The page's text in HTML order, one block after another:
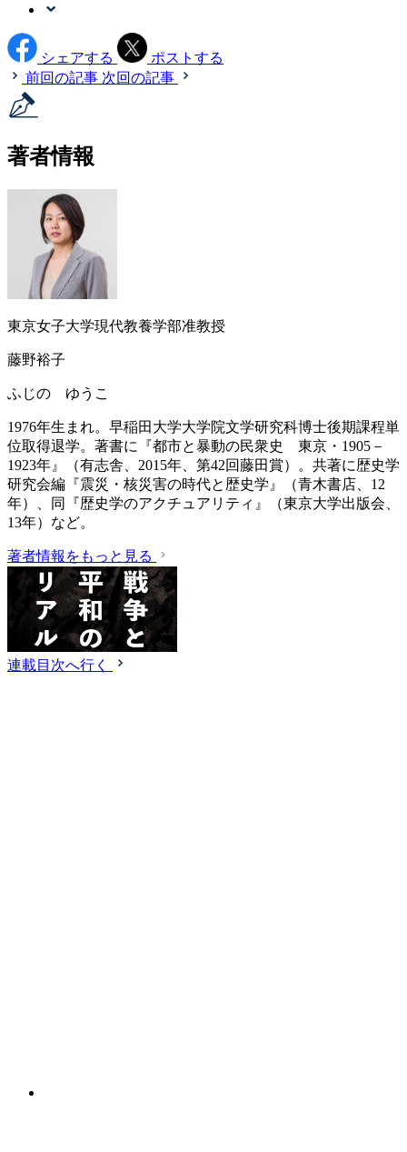
シェアする
ポストする
前回の記事 次回の記事
著者情報
東京女子大学現代教養学部准教授
藤野裕子
ふじの ゆうこ
1976年生まれ。早稲田大学大学院文学研究科博士後期課程単
位取得退学。著書に『都市と暴動の民衆史 東京・1905－
1923年』（有志舎、2015年、第42回藤田賞）。共著に歴史学
研究会編『震災・核災害の時代と歴史学』（青木書店、12
年）、同『歴史学のアクチュアリティ』（東京大学出版会、
13年）など。
著者情報をもっと見る
連載目次へ行く